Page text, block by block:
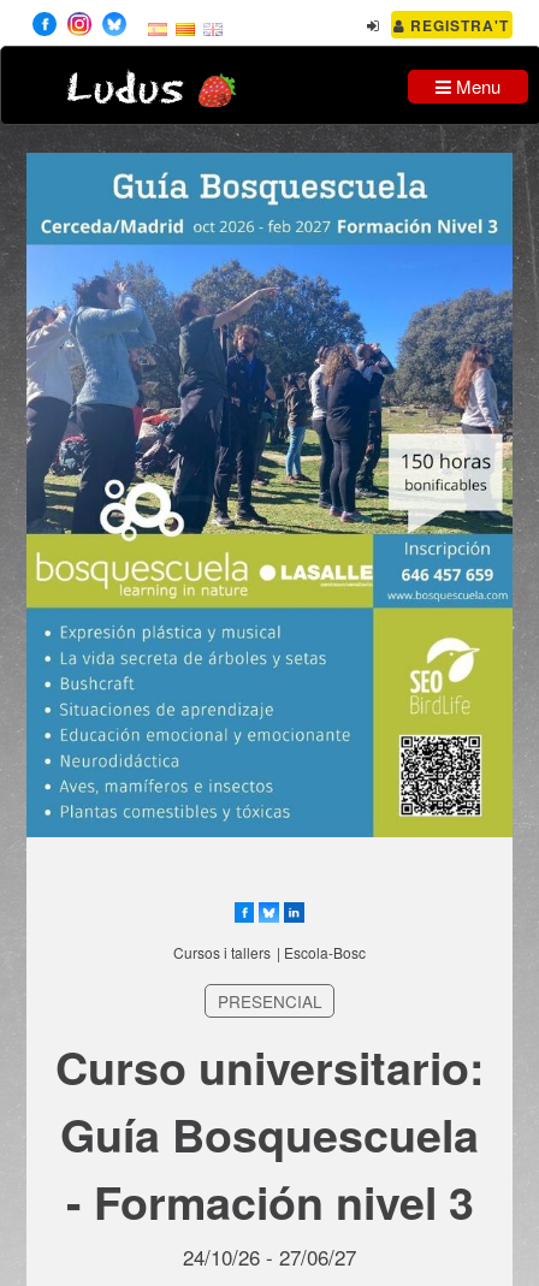
REGISTRA'T
Ludus Menu
Cursos i tallers | Escola-Bosc
PRESENCIAL
Curso universitario:
Guía Bosquescuela
- Formación nivel 3
24/10/26 - 27/06/27